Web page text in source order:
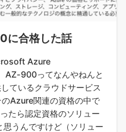
に合格した話
Azure
AZ-900ってなんやねんと
ているクラウドサービス
Azure関連の資格の中で
たら認定資格のソリュー
うんですけど（ソリュー